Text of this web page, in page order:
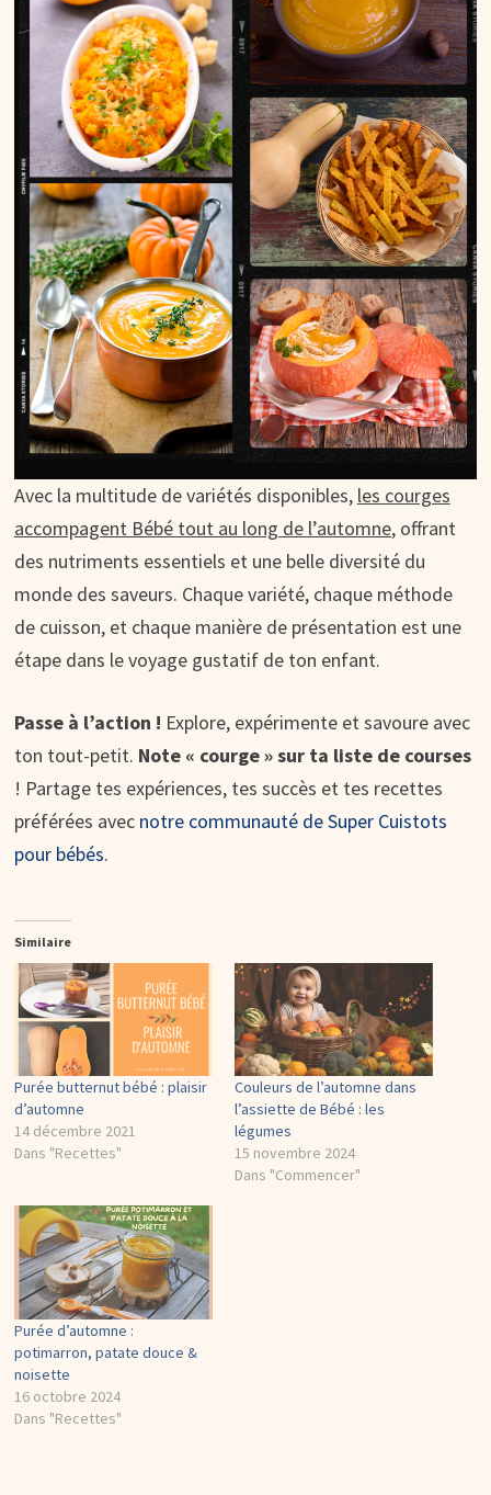
Avec la multitude de variétés disponibles, les courges
accompagent Bébé tout au long de l’automne, offrant
des nutriments essentiels et une belle diversité du
monde des saveurs. Chaque variété, chaque méthode
de cuisson, et chaque manière de présentation est une
étape dans le voyage gustatif de ton enfant.
Passe à l’action ! Explore, expérimente et savoure avec
ton tout-petit. Note « courge » sur ta liste de courses
! Partage tes expériences, tes succès et tes recettes
préférées avec notre communauté de Super Cuistots
pour bébés.
Similaire
Purée butternut bébé : plaisir
d’automne
14 décembre 2021
Dans "Recettes"
Couleurs de l’automne dans
l’assiette de Bébé : les
légumes
15 novembre 2024
Dans "Commencer"
Purée d’automne :
potimarron, patate douce &
noisette
16 octobre 2024
Dans "Recettes"